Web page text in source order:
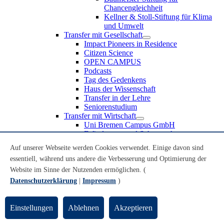
Chancengleichheit
Kellner & Stoll-Stiftung für Klima
und Umwelt
Transfer mit Gesellschaft
Impact Pioneers in Residence
Citizen Science
OPEN CAMPUS
Podcasts
Tag des Gedenkens
Haus der Wissenschaft
Transfer in der Lehre
Seniorenstudium
Transfer mit Wirtschaft
Uni Bremen Campus GmbH
Erfindungen und Schutzrechte
Recruiting an der Universität Bremen
Weiterbildung an der Universität Bremen
Transfer mit Schule
Schülerinnen und Schüler
Schulklassen
Lehrkräfte
Gründungsunterstützung
Auf unserer Webseite werden Cookies verwendet. Einige davon sind
essentiell, während uns andere die Verbesserung und Optimierung der
Website im Sinne der Nutzenden ermöglichen. (
Datenschutzerklärung
Impressum )
Einstellungen Ablehnen Akzeptieren